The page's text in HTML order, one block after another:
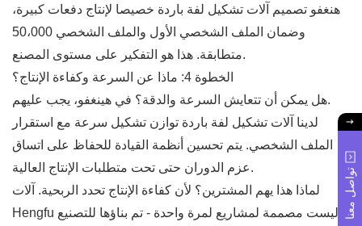
هنغفو تصميم آلات تشكيل لفة باردة خصيصا لإنتاج دفعات كبيرة،
وضمان الملف الشخصي الأول والملف الشخصي 50،000
متطابقة. هذا هو التفكير على مستوى المصنع.
الخطوة 4: ماذا عن السرعة وكفاءة الإنتاج؟
هل يمكن أن تتعايش السرعة والدقة؟ في هينغفو، يجب عليهم.
لدينا آلات تشكيل لفة باردة توازن تشكيل سرعة مع استقرار
الملف الشخصي. يتم تحسين أنظمة القيادة للحفاظ على اتساق
عزم الدوران حتى تحت متطلبات الإنتاج العالية.
لماذا هذا يهم المشترين؟ لأن كفاءة الإنتاج تحدد الربحية. آلات
Hengfu ليست مصممة لمشاريع لمرة واحدة - تم بناؤها للتصنيع
تواصل معنا